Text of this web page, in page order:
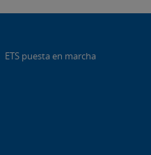
ETS puesta en marcha